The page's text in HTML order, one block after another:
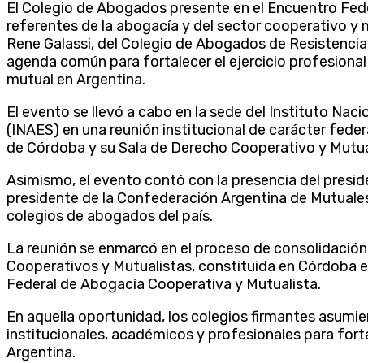
El Colegio de Abogados presente en el Encuentro
referentes de la abogacía y del sector cooperativo y
Rene Galassi, del Colegio de Abogados de
agenda común para fortalecer el ejercicio
mutual en Argentina.
El evento se llevó a cabo en la sede del Instituto
(INAES) en una reunión institucional de carácter
de Córdoba y su Sala de Derecho Cooperativo y
Asimismo, el evento contó con la presencia del
presidente de la Confederación Argentina de
colegios de abogados del país.
La reunión se enmarcó en el proceso de
Cooperativos y Mutualistas, constituida en Córdoba
Federal de Abogacía Cooperativa y Mutualista.
En aquella oportunidad, los colegios firmantes
institucionales, académicos y profesionales para
Argentina.